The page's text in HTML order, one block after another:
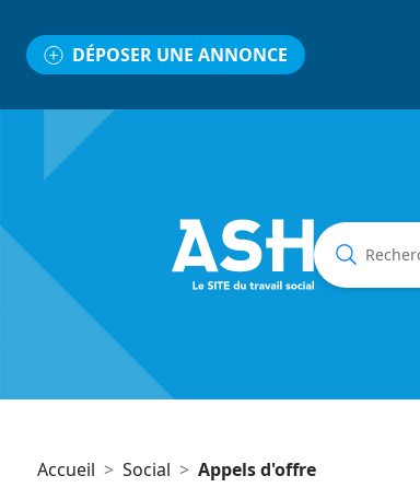
DÉPOSER UNE ANNONCE
Accueil > Social > Appels d'offre